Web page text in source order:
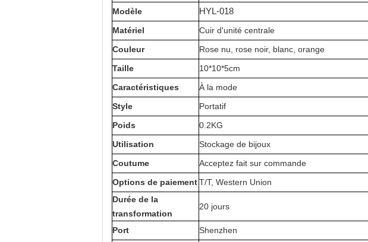
Modèle
HYL-018
Matériel
Cuir d'unité centrale
Couleur
Rose nu, rose noir, blanc, orange
Taille
10*10*5cm
Caractéristiques
À la mode
Style
Portatif
Poids
0.2KG
Utilisation
Stockage de bijoux
Coutume
Acceptez fait sur commande
Options de paiementT/T, Western Union
Durée de la
transformation
20 jours
Port
Shenzhen